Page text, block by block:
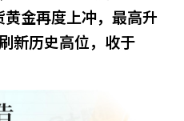
金再度上冲，最高升
新历史高位，收于